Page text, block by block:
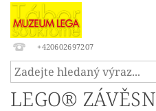
+420602697207
LEGO®